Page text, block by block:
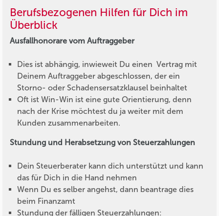
Berufsbezogenen Hilfen für Dich im
Überblick
Ausfallhonorare vom Auftraggeber
Dies ist abhängig, inwieweit Du einen Vertrag mit
Deinem Auftraggeber abgeschlossen, der ein
Storno- oder Schadensersatzklausel beinhaltet
Oft ist Win-Win ist eine gute Orientierung, denn
nach der Krise möchtest du ja weiter mit dem
Kunden zusammenarbeiten.
Stundung und Herabsetzung von Steuerzahlungen
Dein Steuerberater kann dich unterstützt und kann
das für Dich in die Hand nehmen
Wenn Du es selber angehst, dann beantrage dies
beim Finanzamt
Stundung der fälligen Steuerzahlungen: